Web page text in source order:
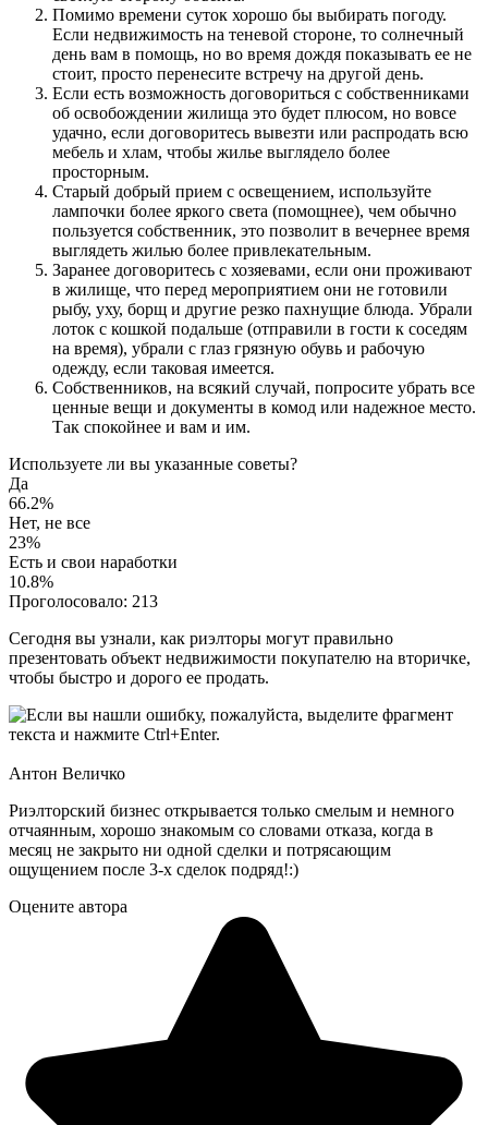
Помимо времени суток хорошо бы выбирать погоду.
Если недвижимость на теневой стороне, то солнечный
день вам в помощь, но во время дождя показывать ее не
стоит, просто перенесите встречу на другой день.
Если есть возможность договориться с собственниками
об освобождении жилища это будет плюсом, но вовсе
удачно, если договоритесь вывезти или распродать всю
мебель и хлам, чтобы жилье выглядело более
просторным.
Старый добрый прием с освещением, используйте
лампочки более яркого света (помощнее), чем обычно
пользуется собственник, это позволит в вечернее время
выглядеть жилью более привлекательным.
Заранее договоритесь с хозяевами, если они проживают
в жилище, что перед мероприятием они не готовили
рыбу, уху, борщ и другие резко пахнущие блюда. Убрали
лоток с кошкой подальше (отправили в гости к соседям
на время), убрали с глаз грязную обувь и рабочую
одежду, если таковая имеется.
Собственников, на всякий случай, попросите убрать все
ценные вещи и документы в комод или надежное место.
Так спокойнее и вам и им.
Используете ли вы указанные советы?
Да
66.2%
Нет, не все
23%
Есть и свои наработки
10.8%
Проголосовало: 213
Сегодня вы узнали, как риэлторы могут правильно
презентовать объект недвижимости покупателю на вторичке,
чтобы быстро и дорого ее продать.
Антон Величко
Риэлторский бизнес открывается только смелым и немного
отчаянным, хорошо знакомым со словами отказа, когда в
месяц не закрыто ни одной сделки и потрясающим
ощущением после 3-х сделок подряд!:)
Оцените автора